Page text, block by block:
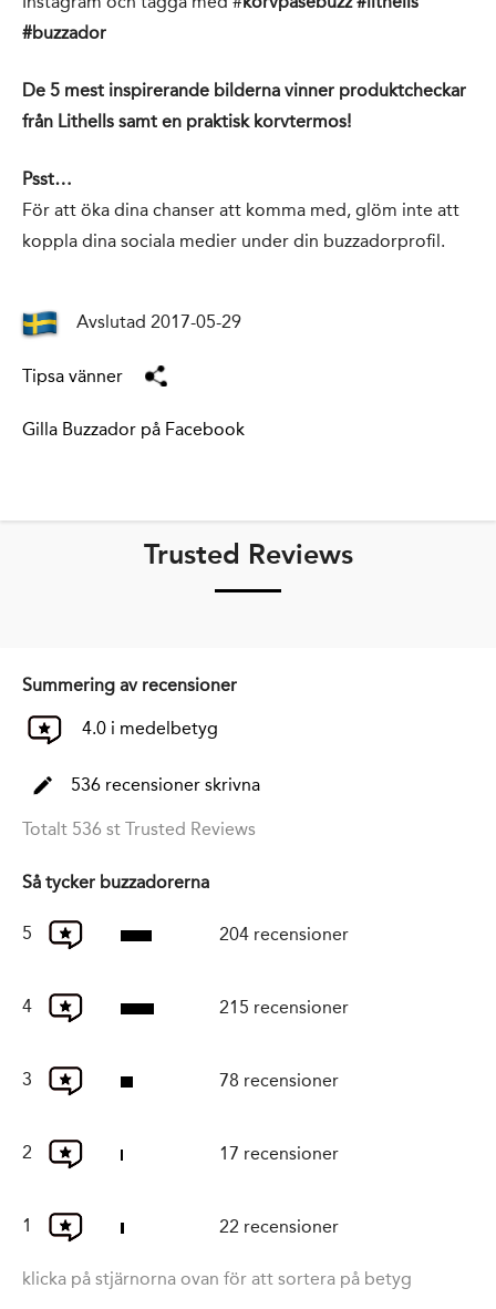
#buzzador
De 5 mest inspirerande bilderna vinner produktcheckar
från Lithells samt en praktisk korvtermos!
Psst…
För att öka dina chanser att komma med, glöm inte att
koppla dina sociala medier under din buzzadorprofil.
Avslutad 2017-05-29
Tipsa vänner
Gilla Buzzador på Facebook
Trusted Reviews
Summering av recensioner
4.0 i medelbetyg
536 recensioner skrivna
Totalt 536 st Trusted Reviews
Så tycker buzzadorerna
5 204 recensioner
4 215 recensioner
3 78 recensioner
2 17 recensioner
1 22 recensioner
klicka på stjärnorna ovan för att sortera på betyg